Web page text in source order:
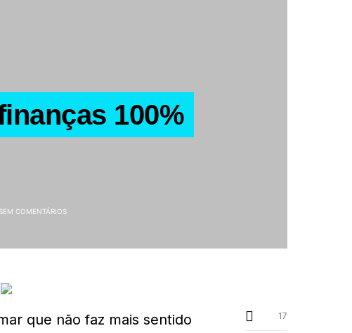
100%
SEM COMENTÁRIOS
17
que não faz mais sentido